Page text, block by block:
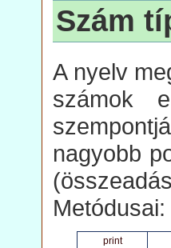
Szám
A nyelv
számok
nagyobb
Metódusai:
print